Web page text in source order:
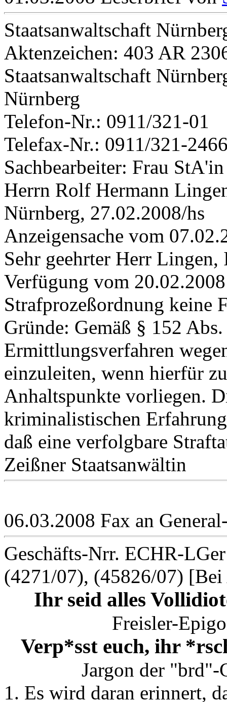
Staatsanwaltschaft
Aktenzeichen: 403 AR
Staatsanwaltschaft
Nürnberg
Telefon-Nr.: 0911/321-01
Telefax-Nr.: 0911/321-
Sachbearbeiter: Frau
Herrn Rolf Hermann
Nürnberg, 27.02.2008/hs
Anzeigensache vom
Sehr geehrter Herr
Verfügung vom
Strafprozeßordnung keine
Gründe: Gemäß § 152
Ermittlungsverfahren
einzuleiten, wenn hierfür
Anhaltspunkte vorliegen.
kriminalistischen
daß eine verfolgbare
Zeißner Staatsanwältin
06.03.2008 Fax an
Geschäfts-Nrr. ECHR-
(4271/07), (45826/07)
Ihr seid alles
Freisler-
Verp*sst euch, ihr
Jargon der "brd"-
1. Es wird daran erinnert,